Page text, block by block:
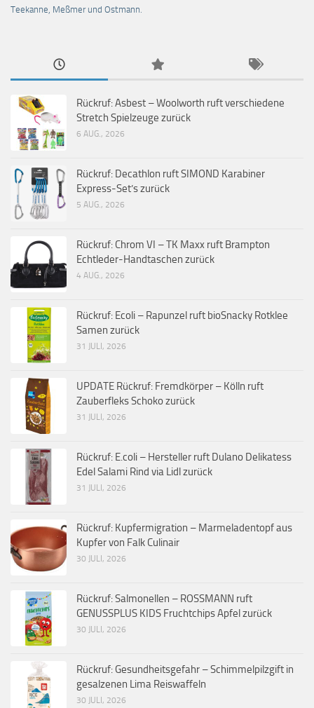
Teekanne, Meßmer und Ostmann.
Rückruf: Asbest – Woolworth ruft verschiedene
Stretch Spielzeuge zurück
6 AUG., 2026
Rückruf: Decathlon ruft SIMOND Karabiner
Express-Set’s zurück
5 AUG., 2026
Rückruf: Chrom VI – TK Maxx ruft Brampton
Echtleder-Handtaschen zurück
4 AUG., 2026
Rückruf: Ecoli – Rapunzel ruft bioSnacky Rotklee
Samen zurück
31 JULI, 2026
UPDATE Rückruf: Fremdkörper – Kölln ruft
Zauberfleks Schoko zurück
31 JULI, 2026
Rückruf: E.coli – Hersteller ruft Dulano Delikatess
Edel Salami Rind via Lidl zurück
31 JULI, 2026
Rückruf: Kupfermigration – Marmeladentopf aus
Kupfer von Falk Culinair
30 JULI, 2026
Rückruf: Salmonellen – ROSSMANN ruft
GENUSSPLUS KIDS Fruchtchips Apfel zurück
30 JULI, 2026
Rückruf: Gesundheitsgefahr – Schimmelpilzgift in
gesalzenen Lima Reiswaffeln
30 JULI, 2026